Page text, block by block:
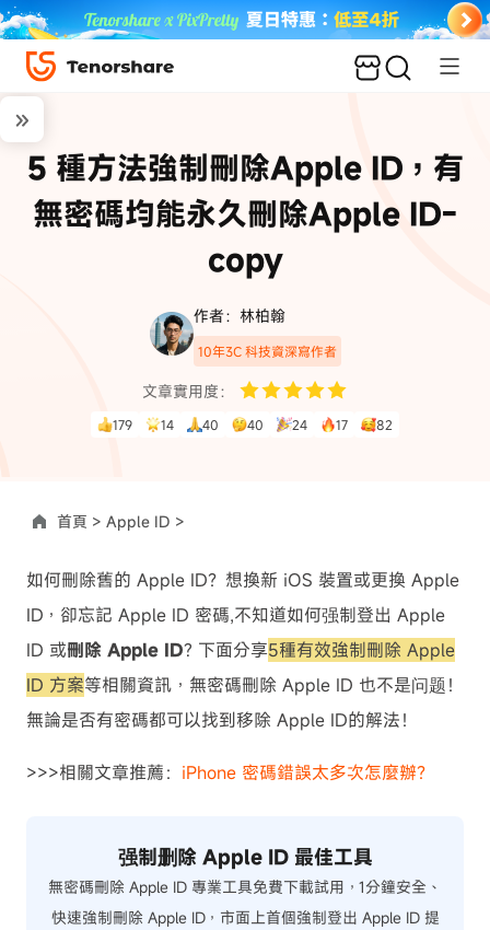
5 種方法強制刪除Apple ID，有
無密碼均能永久刪除Apple ID-
copy
作者：林柏翰
10年3C 科技資深寫作者
文章實用度：
179 14 40 40 24 17 82
首頁 > Apple ID >
如何刪除舊的 Apple ID？想換新 iOS 裝置或更換 Apple
ID，卻忘記 Apple ID 密碼,不知道如何强制登出 Apple
ID 或刪除 Apple ID? 下面分享5種有效強制刪除 Apple
ID 方案等相關資訊，無密碼刪除 Apple ID 也不是问题！
無論是否有密碼都可以找到移除 Apple ID的解法！
>>>相關文章推薦： iPhone 密碼錯誤太多次怎麼辦？
强制删除 Apple ID 最佳工具
無密碼刪除 Apple ID 專業工具免費下載試用，1分鐘安全、
快速強制刪除 Apple ID，市面上首個強制登出 Apple ID 提